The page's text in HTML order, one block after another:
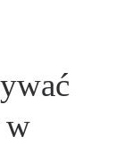
w